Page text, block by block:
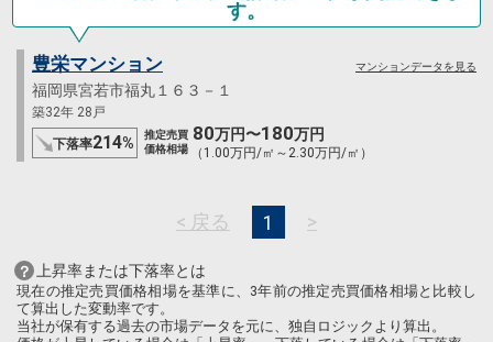
す。
豊栄マンション
福岡県宮若市福丸１６３－１
築32年 28戸
下落率214%
推定売買
価格相場
80万円〜180万円
（1.00万円/㎡～2.30万円/㎡）
マンションデータを見る
< 戻る 1 >
上昇率または下落率とは
現在の推定売買価格相場を基準に、3年前の推定売買価格相場と比較し
て算出した変動率です。
当社が保有する過去の市場データを元に、独自ロジックより算出。